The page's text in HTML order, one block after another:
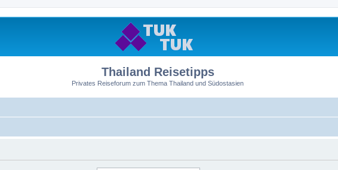
Thailand Reisetipps
Privates Reiseforum zum Thema Thailand und Südostasien